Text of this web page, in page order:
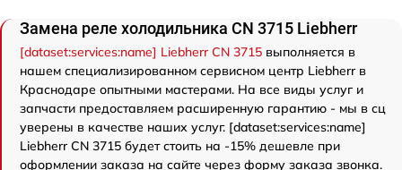
Замена реле холодильника CN 3715 Liebherr
[dataset:services:name] Liebherr CN 3715 выполняется в
нашем специализированном сервисном центр Liebherr в
Краснодаре опытными мастерами. На все виды услуг и
запчасти предоставляем расширенную гарантию - мы в сц
уверены в качестве наших услуг. [dataset:services:name]
Liebherr CN 3715 будет стоить на -15% дешевле при
оформлении заказа на сайте через форму заказа звонка.